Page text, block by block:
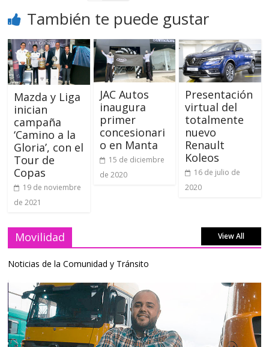
También te puede gustar
Mazda y Liga
inician
campaña
‘Camino a la
Gloria’, con el
Tour de
Copas
19 de noviembre
de 2021
JAC Autos
inaugura
primer
concesionari
o en Manta
15 de diciembre
de 2020
Presentación
virtual del
totalmente
nuevo
Renault
Koleos
16 de julio de
2020
Movilidad View All
Noticias de la Comunidad y Tránsito